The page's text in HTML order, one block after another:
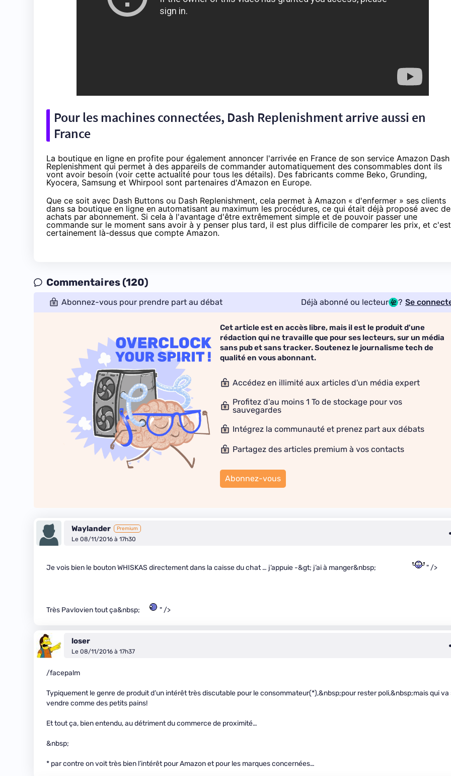
Pour les machines connectées, Dash Replenishment arrive aussi en
France
La boutique en ligne en profite pour également annoncer l'arrivée en France de son service Amazon Dash
Replenishment qui permet à des appareils de commander automatiquement des consommables dont ils
vont avoir besoin (voir cette actualité pour tous les détails). Des fabricants comme Beko, Grunding,
Kyocera, Samsung et Whirpool sont partenaires d'Amazon en Europe.
Que ce soit avec Dash Buttons ou Dash Replenishment, cela permet à Amazon « d'enfermer » ses clients
dans sa boutique en ligne en automatisant au maximum les procédures, ce qui était déjà proposé avec
achats par abonnement. Si cela à l'avantage d'être extrêmement simple et de pouvoir passer une
commande sur le moment sans avoir à y penser plus tard, il est plus difficile de comparer les prix, et c'est
certainement là-dessus que compte Amazon.
Commentaires (120)
Abonnez-vous pour prendre part au débat Déjà abonné ou lecteur ? Se
Cet article est en accès libre, mais il est le produit d'une
rédaction qui ne travaille que pour ses lecteurs, sur un média
sans pub et sans tracker. Soutenez le journalisme tech de
qualité en vous abonnant.
Accédez en illimité aux articles d'un média expert
Profitez d'au moins 1 To de stockage pour vos
sauvegardes
Intégrez la communauté et prenez part aux débats
Partagez des articles premium à vos contacts
Abonnez-vous
Waylander Premium
Le 08/11/2016 à 17h30
Je vois bien le bouton WHISKAS directement dans la caisse du chat … j’appuie -&gt; j’ai à manger&nbsp; " />
Très Pavlovien tout ça&nbsp; " />
loser
Le 08/11/2016 à 17h37
/facepalm
Typiquement le genre de produit d’un intérêt très discutable pour le consommateur(*),&nbsp;pour rester poli,&nbsp;mais qui va
vendre comme des petits pains!
Et tout ça, bien entendu, au détriment du commerce de proximité…
&nbsp;
* par contre on voit très bien l’intérêt pour Amazon et pour les marques concernées…